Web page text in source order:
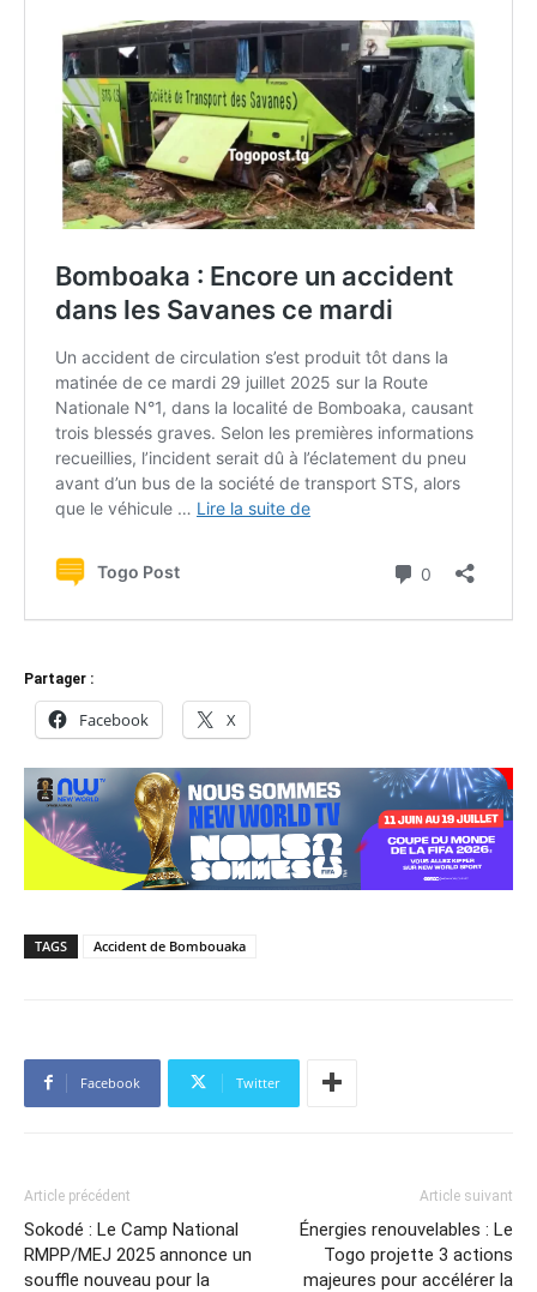
Partager :
Facebook X
TAGS Accident de Bombouaka
Facebook Twitter
Article précédent
Sokodé : Le Camp National
RMPP/MEJ 2025 annonce un
souffle nouveau pour la
Article suivant
Énergies renouvelables : Le
Togo projette 3 actions
majeures pour accélérer la